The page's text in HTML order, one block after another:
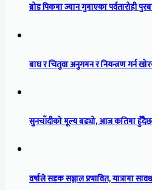
ब्रोड पिकमा ज्यान गुमाएका पर्वतारोही
बाघ र चितुवा अनुगमन र नियन्त्रण गर्न
सुनचाँदीको मूल्य बढ्यो, आज कतिमा हुँदैछ
वर्षाले सडक सञ्जाल प्रभावित, यात्रामा